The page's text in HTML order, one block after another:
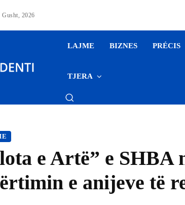
Gusht, 2026
LAJME BIZNES PRÉCIS
TJERA
e Artë” e
e anijeve të